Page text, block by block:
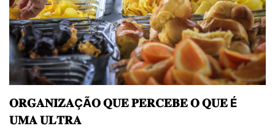
𝐎𝐑𝐆𝐀𝐍𝐈𝐙𝐀ÇÃ𝐎 𝐐𝐔𝐄 𝐏𝐄𝐑𝐂𝐄𝐁𝐄 𝐎 𝐐𝐔𝐄 É
𝐔𝐌𝐀 𝐔𝐋𝐓𝐑𝐀